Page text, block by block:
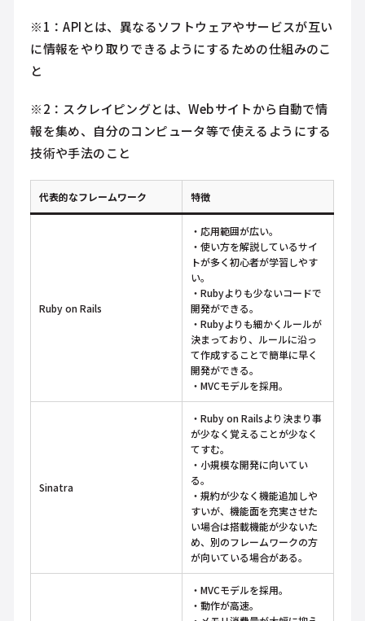
※1：APIとは、異なるソフトウェアやサービスが互い
に情報をやり取りできるようにするための仕組みのこ
と
※2：スクレイピングとは、Webサイトから自動で情
報を集め、自分のコンピュータ等で使えるようにする
技術や手法のこと
代表的なフレームワーク 特徴
Ruby on Rails
・応用範囲が広い。
・使い方を解説しているサイ
トが多く初心者が学習しやす
い。
・Rubyよりも少ないコードで
開発ができる。
・Rubyよりも細かくルールが
決まっており、ルールに沿っ
て作成することで簡単に早く
開発ができる。
・MVCモデルを採用。
Sinatra
・Ruby on Railsより決まり事
が少なく覚えることが少なく
てすむ。
・小規模な開発に向いてい
る。
・規約が少なく機能追加しや
すいが、機能面を充実させた
い場合は搭載機能が少ないた
め、別のフレームワークの方
が向いている場合がある。
・MVCモデルを採用。
・動作が高速。